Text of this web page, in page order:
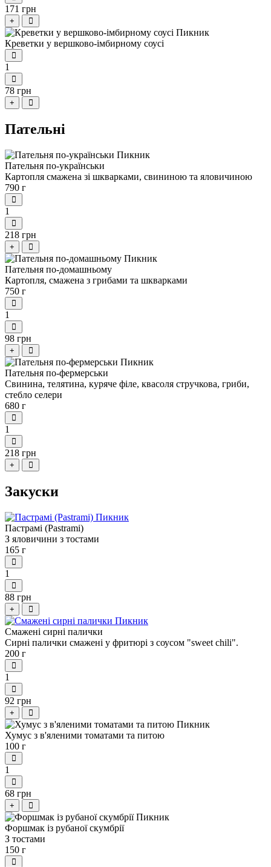
171 грн
+
Креветки у вершково-імбирному соусі
1
78 грн
+
Пательні
Пательня по-українськи
Картопля смажена зі шкварками, свининою та яловичиною
790 г
1
218 грн
+
Пательня по-домашньому
Картопля, смажена з грибами та шкварками
750 г
1
98 грн
+
Пательня по-фермерськи
Свинина, телятина, куряче філе, квасоля стручкова, гриби,
стебло селери
680 г
1
218 грн
+
Закуски
Пастрамі (Pastrami)
З яловичини з тостами
165 г
1
88 грн
+
Смажені сирні палички
Сирні палички смажені у фритюрі з соусом "sweet chili".
200 г
1
92 грн
+
Хумус з в'яленими томатами та питою
100 г
1
68 грн
+
Форшмак із рубаної скумбрії
З тостами
150 г